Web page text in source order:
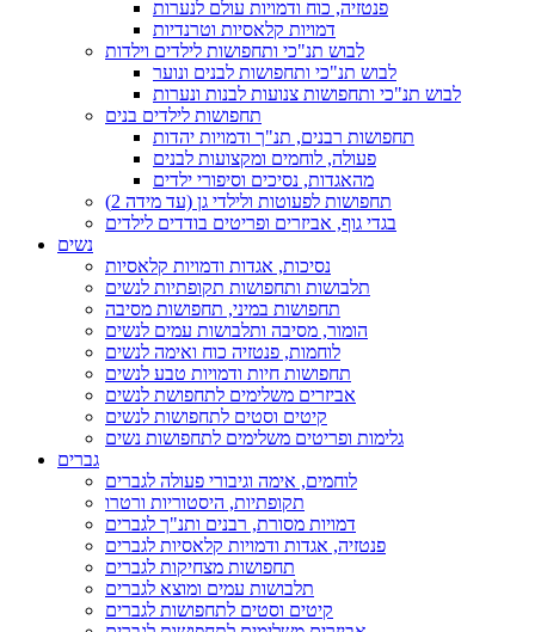
פנטזיה, כוח ודמויות עולם לנערות
דמויות קלאסיות וטרנדיות
לבוש תנ"כי ותחפושות לילדים וילדות
לבוש תנ"כי ותחפושות לבנים ונוער
לבוש תנ"כי ותחפושות צנועות לבנות ונערות
תחפושות לילדים בנים
תחפושות רבנים, תנ"ך ודמויות יהדות
פעולה, לוחמים ומקצועות לבנים
מהאגדות, נסיכים וסיפורי ילדים
תחפושות לפעוטות ולילדי גן (עד מידה 2)
בגדי גוף, אביזרים ופריטים בודדים לילדים
נשים
נסיכות, אגדות ודמויות קלאסיות
תלבושות ותחפושות תקופתיות לנשים
תחפושות במיני, תחפושות מסיבה
הומור, מסיבה ותלבושות עמים לנשים
לוחמות, פנטזיה כוח ואימה לנשים
תחפושות חיות ודמויות טבע לנשים
אביזרים משלימים לתחפושת לנשים
קיטים וסטים לתחפושות לנשים
גלימות ופריטים משלימים לתחפושות נשים
גברים
לוחמים, אימה וגיבורי פעולה לגברים
תקופתיות, היסטוריות ורטרו
דמויות מסורת, רבנים ותנ"ך לגברים
פנטזיה, אגדות ודמויות קלאסיות לגברים
תחפושות מצחיקות לגברים
תלבושות עמים ומוצא לגברים
קיטים וסטים לתחפושות לגברים